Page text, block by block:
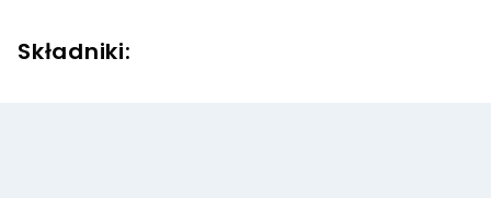
Składniki: